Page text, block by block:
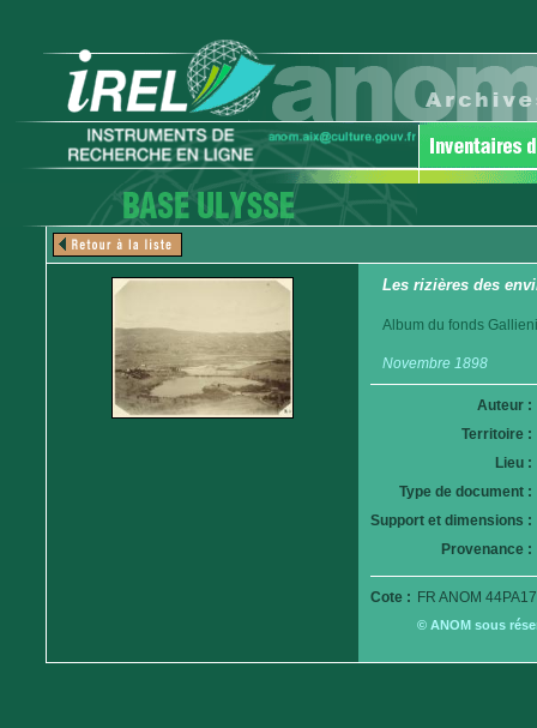
Les rizières des
Album du fonds
Novembre 1898
Auteur :
Territoire :
Lieu :
Type de document :
Support et dimensions :
Provenance :
Cote : FR ANOM
© ANOM sous